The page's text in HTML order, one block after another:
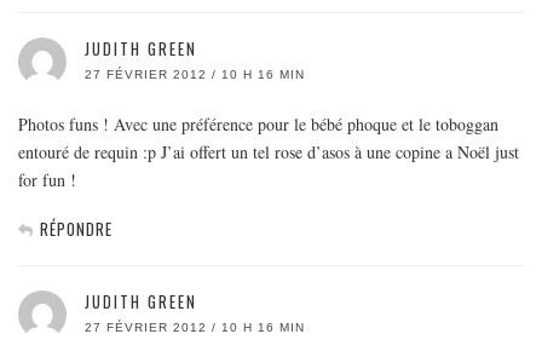
JUDITH GREEN
27 FÉVRIER 2012 / 10 H 16 MIN
Photos funs ! Avec une préférence pour le bébé phoque et le toboggan
entouré de requin :p J’ai offert un tel rose d’asos à une copine a Noël just
for fun !
RÉPONDRE
JUDITH GREEN
27 FÉVRIER 2012 / 10 H 16 MIN